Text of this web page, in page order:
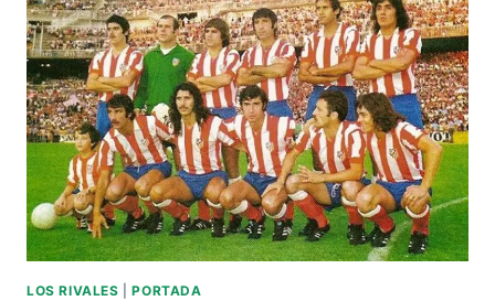
MADRID
LOS RIVALES |PORTADA